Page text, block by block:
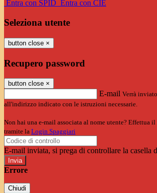
Entra con SPID Entra con CIE
Seleziona utente
button close ×
Recupero password
button close ×
E-mail Verrà
all'indirizzo indicato con le istruzioni necessarie.
Non hai una e-mail associata al nome utente? Effettua il
tramite la Login Spaggiari
E-mail inviata, si prega di controllare la casella
Errore
Chiudi